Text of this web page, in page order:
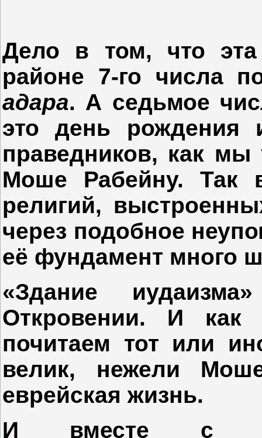
Дело в том, что эта
районе 7-го числа
адара. А седьмое
это день рождения
праведников, как мы
Моше Рабейну. Так
религий,
через подобное
её фундамент много
«Здание
Откровении. И
почитаем тот или
велик, нежели
еврейская жизнь.
И вместе с